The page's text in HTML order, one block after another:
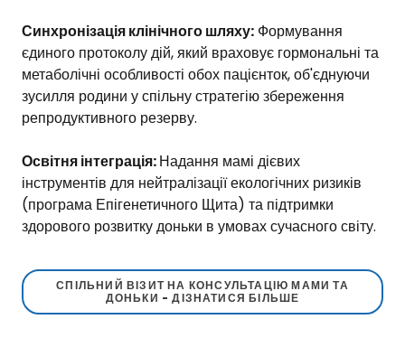
Синхронізація клінічного шляху: Формування
єдиного протоколу дій, який враховує гормональні та
метаболічні особливості обох пацієнток, об'єднуючи
зусилля родини у спільну стратегію збереження
репродуктивного резерву.
Освітня інтеграція:Надання мамі дієвих
інструментів для нейтралізації екологічних ризиків
(програма Епігенетичного Щита) та підтримки
здорового розвитку доньки в умовах сучасного світу.
СПІЛЬНИЙ ВІЗИТ НА КОНСУЛЬТАЦІЮ МАМИ ТА
ДОНЬКИ - ДІЗНАТИСЯ БІЛЬШЕ